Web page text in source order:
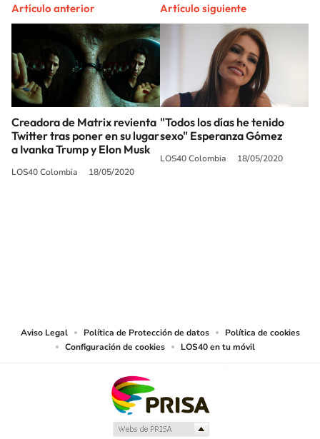
Artículo anterior
Creadora de Matrix revienta
Twitter tras poner en su lugar
a Ivanka Trump y Elon Musk
LOS40 Colombia 18/05/2020
Artículo siguiente
"Todos los días he tenido
sexo" Esperanza Gómez
LOS40 Colombia 18/05/2020
Aviso Legal Política de Protección de datos
Política de cookies
Configuración de cookies
LOS40 en tu móvil